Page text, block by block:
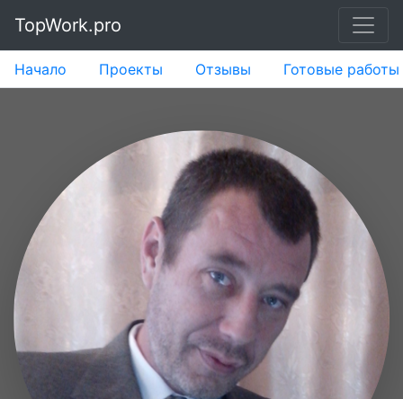
TopWork.pro
Начало Проекты Отзывы Готовые работы